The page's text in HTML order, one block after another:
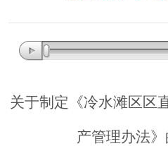
关于制定 《冷水滩区区
产管理办法》